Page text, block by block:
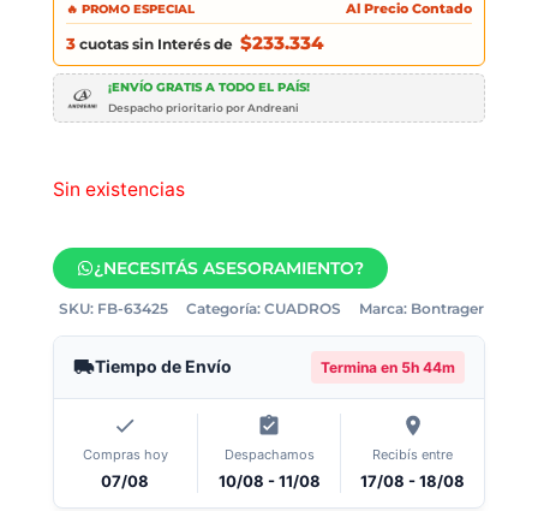
🔥 PROMO ESPECIAL Al Precio Contado
3 cuotas sin Interés de $233.334
¡ENVÍO GRATIS A TODO EL PAÍS!
Despacho prioritario por Andreani
Sin existencias
¿NECESITÁS ASESORAMIENTO?
SKU: FB-63425 Categoría: CUADROS Marca: Bontrager
Tiempo de Envío Termina en 5h 44m
Compras hoy
07/08
Despachamos
10/08 - 11/08
Recibís entre
17/08 - 18/08